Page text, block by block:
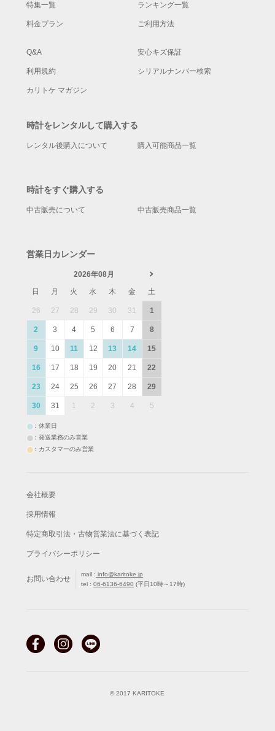
特集一覧 ランキング一覧
料金プラン ご利用方法
Q&A 安心キズ保証
利用規約 シリアルナンバー検索
カリトケ マガジン
時計をレンタルして購入する
レンタル後購入について 購入可能商品一覧
時計をすぐ購入する
中古販売について 中古販売商品一覧
営業日カレンダー
2026年08月
日
月 火 水 木 金 土
26 27 28 29 30 31 1
2 3 4 5 6 7 8
9 10 11 12 13 14 15
16 17 18 19 20 21 22
23 24 25 26 27 28 29
30 31 1 2 3 4 5
：休業日
：発送業務のみ営業
：カスタマーのみ営業
会社概要
採用情報
特定商取引法・古物営業法に基づく表記
プライバシーポリシー
お問い合わせ
mail : info@karitoke.jp
tel : 06-6136-6490 (平日10時～17時)
© 2017 KARITOKE